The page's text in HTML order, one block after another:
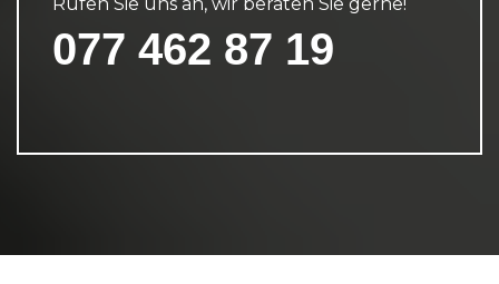
077 462 87 19